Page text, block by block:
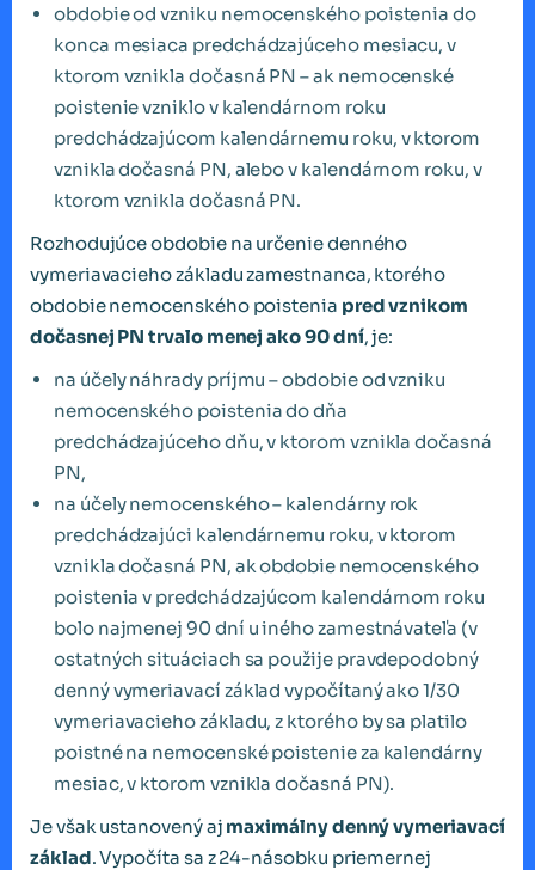
obdobie od vzniku nemocenského poistenia do
konca mesiaca predchádzajúceho mesiacu, v
ktorom vznikla dočasná PN – ak nemocenské
poistenie vzniklo v kalendárnom roku
predchádzajúcom kalendárnemu roku, v ktorom
vznikla dočasná PN, alebo v kalendárnom roku, v
ktorom vznikla dočasná PN.
Rozhodujúce obdobie na určenie denného
vymeriavacieho základu zamestnanca, ktorého
obdobie nemocenského poistenia pred vznikom
dočasnej PN trvalo menej ako 90 dní, je:
na účely náhrady príjmu – obdobie od vzniku
nemocenského poistenia do dňa
predchádzajúceho dňu, v ktorom vznikla dočasná
PN,
na účely nemocenského – kalendárny rok
predchádzajúci kalendárnemu roku, v ktorom
vznikla dočasná PN, ak obdobie nemocenského
poistenia v predchádzajúcom kalendárnom roku
bolo najmenej 90 dní u iného zamestnávateľa (v
ostatných situáciach sa použije pravdepodobný
denný vymeriavací základ vypočítaný ako 1/30
vymeriavacieho základu, z ktorého by sa platilo
poistné na nemocenské poistenie za kalendárny
mesiac, v ktorom vznikla dočasná PN).
Je však ustanovený aj maximálny denný vymeriavací
základ. Vypočíta sa z 24-násobku priemernej